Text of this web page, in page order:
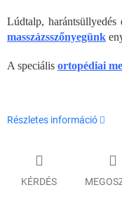
Lúdtalp, harántsüllyedés
masszázsszőnyegünk
A speciális ortopédiai
Részletes információ
KÉRDÉS